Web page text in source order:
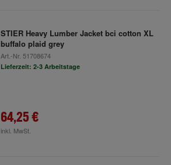
STIER Heavy Lumber Jacket bci cotton XL
buffalo plaid grey
Art.-Nr. 51708674
Lieferzeit: 2-3 Arbeitstage
64,25 €
inkl. MwSt.